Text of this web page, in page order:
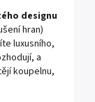
designu
hran)
luxusního,
a
koupelnu,